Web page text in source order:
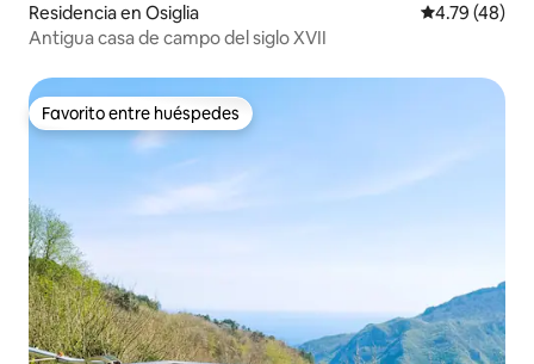
Residencia en Osiglia Calificación
4.79 (48)
Antigua casa de campo del siglo XVII
Favorito entre huéspedes
Favorito entre huéspedes